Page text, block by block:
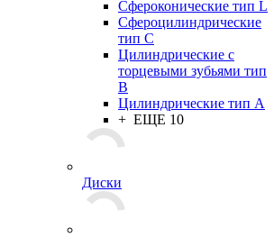
Сфероконические тип L
Сфероцилиндрические
тип C
Цилиндрические с
торцевыми зубьями тип
B
Цилиндрические тип А
+ ЕЩЕ 10
Диски